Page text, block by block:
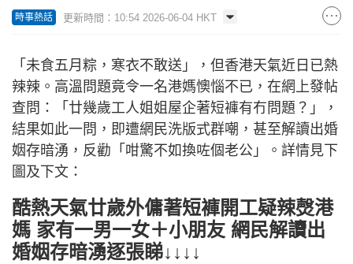
時事熱話 更新時間：10:54 2026-06-04 HKT
「未食五月粽，寒衣不敢送」，但香港天氣近日已熱
辣辣。高溫問題竟令一名港媽懊惱不已，在網上發帖
查問：「廿幾歲工人姐姐屋企著短褲有冇問題？」，
結果如此一問，即遭網民洗版式群嘲，甚至解讀出婚
姻存暗湧，反勸「咁驚不如換咗個老公」。詳情見下
圖及下文：
酷熱天氣廿歲外傭著短褲開工疑辣㷫港
媽 家有一男一女＋小朋友 網民解讀出
婚姻存暗湧逐張睇↓↓↓↓